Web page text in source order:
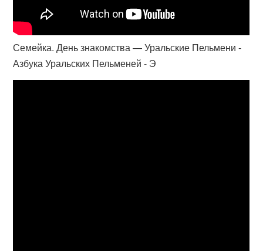
Семейка. День знакомства — Уральские Пельмени -
Азбука Уральских Пельменей - Э